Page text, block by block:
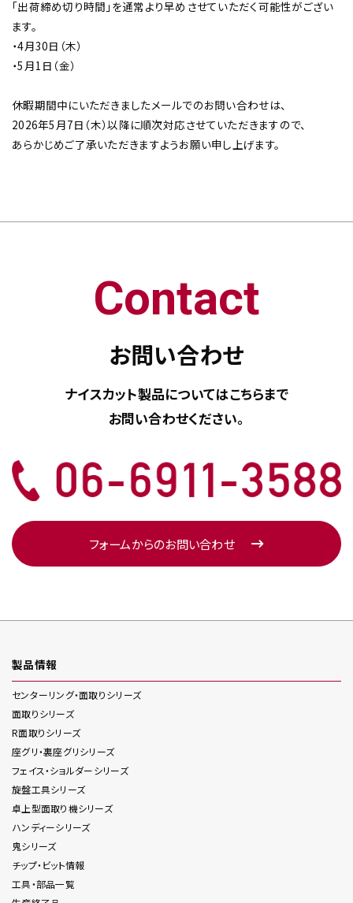
工具・部品一覧
生産終了品
「出荷締め切り時間」を通常より早めさせていただく可能性がござい
ます。
・4月30日（木）
・5月1日（金）
休暇期間中にいただきましたメールでのお問い合わせは、
2026年5月7日（木）以降に順次対応させていただきますので、
あらかじめご了承いただきますようお願い申し上げます。
Contact
お問い合わせ
ナイスカット製品についてはこちらまで
お問い合わせください。
フォームからのお問い合わせ
製品情報
センターリング・面取りシリーズ
面取りシリーズ
R面取りシリーズ
座グリ・裏座グリシリーズ
フェイス・ショルダーシリーズ
旋盤工具シリーズ
卓上型面取り機シリーズ
ハンディーシリーズ
鬼シリーズ
チップ・ビット情報
工具・部品一覧